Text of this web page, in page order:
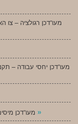
מעו”דכן יחסי עבודה –
»